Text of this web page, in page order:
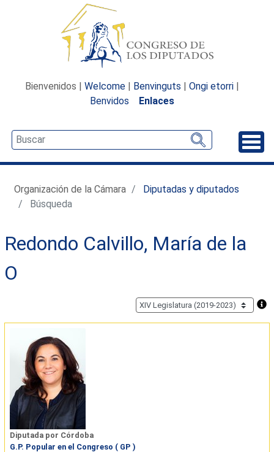
Bienvenidos | Welcome | Benvinguts | Ongi etorri |
Benvidos
Enlaces
Organización de la Cámara
Diputadas y diputados
Búsqueda
Redondo Calvillo, María de la
O
Diputada por Córdoba
G.P. Popular en el Congreso ( GP )